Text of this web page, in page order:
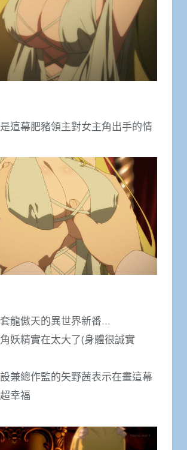
這幕肥豬領主對女主角出手的情
龍傲天的異世界新番…
妖精實在太大了(身體很誠實
兼總作監的矢野茜表示在畫這幕
幸福